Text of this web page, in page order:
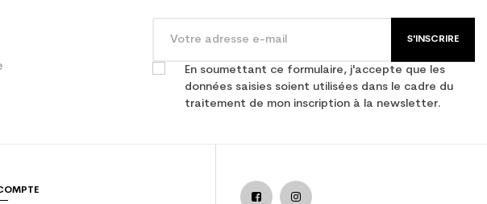
S'INSCRIRE
En soumettant ce formulaire, j'accepte que les
données saisies soient utilisées dans le cadre du
traitement de mon inscription à la newsletter.